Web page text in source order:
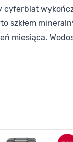
szkłem
miesiąca.
do nawigacji